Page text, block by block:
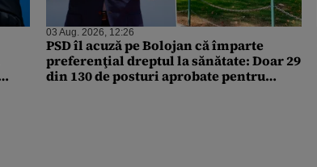
03 Aug. 2026, 12:26
PSD îl acuză pe Bolojan că împarte
preferenţial dreptul la sănătate: Doar 29
din 130 de posturi aprobate pentru